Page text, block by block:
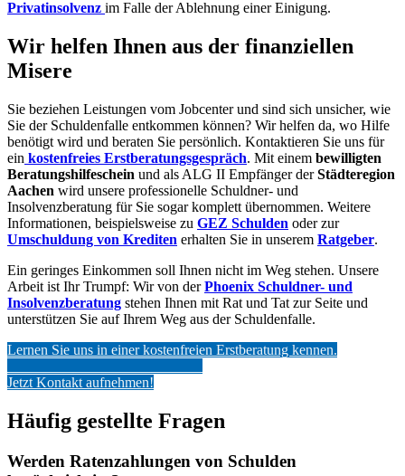
Privatinsolvenz im Falle der Ablehnung einer Einigung.
Wir helfen Ihnen aus der finanziellen
Misere
Sie beziehen Leistungen vom Jobcenter und sind sich unsicher, wie
Sie der Schuldenfalle entkommen können? Wir helfen da, wo Hilfe
benötigt wird und beraten Sie persönlich. Kontaktieren Sie uns für
ein kostenfreies Erstberatungsgespräch. Mit einem bewilligten
Beratungshilfeschein und als ALG II Empfänger derStädteregion
Aachen wird unsere professionelle Schuldner- und
Insolvenzberatung für Sie sogar komplett übernommen. Weitere
Informationen, beispielsweise zu GEZ Schulden oder zur
Umschuldung von Krediten erhalten Sie in unserem Ratgeber.
Ein geringes Einkommen soll Ihnen nicht im Weg stehen. Unsere
Arbeit ist Ihr Trumpf: Wir von derPhoenix Schuldner- und
Insolvenzberatung stehen Ihnen mit Rat und Tat zur Seite und
unterstützen Sie auf Ihrem Weg aus der Schuldenfalle.
Lernen Sie uns in einer kostenfreien Erstberatung kennen.
Jetzt Kontakt aufnehmen!
Häufig gestellte Fragen
Werden Ratenzahlungen von Schulden